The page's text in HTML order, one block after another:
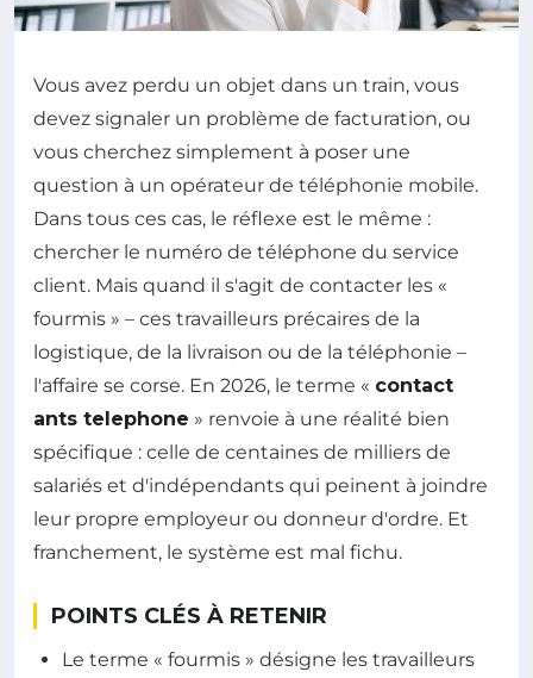
Vous avez perdu un objet dans un train, vous
devez signaler un problème de facturation, ou
vous cherchez simplement à poser une
question à un opérateur de téléphonie mobile.
Dans tous ces cas, le réflexe est le même :
chercher le numéro de téléphone du service
client. Mais quand il s'agit de contacter les «
fourmis » – ces travailleurs précaires de la
logistique, de la livraison ou de la téléphonie –
l'affaire se corse. En 2026, le terme « contact
ants telephone » renvoie à une réalité bien
spécifique : celle de centaines de milliers de
salariés et d'indépendants qui peinent à joindre
leur propre employeur ou donneur d'ordre. Et
franchement, le système est mal fichu.
POINTS CLÉS À RETENIR
Le terme « fourmis » désigne les travailleurs